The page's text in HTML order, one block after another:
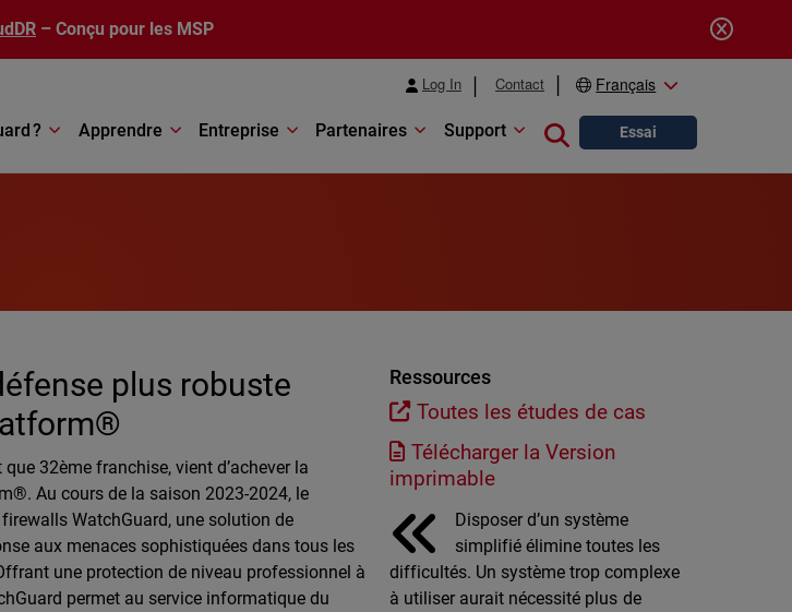
– Conçu pour les MSP
Log In Contact Français
? Apprendre Entreprise Partenaires Support Close search
Essai
plus robuste
32ème franchise, vient d’achever la
Au cours de la saison 2023-2024, le
WatchGuard, une solution de
aux menaces sophistiquées dans tous les
une protection de niveau professionnel à
permet au service informatique du
Ressources
Toutes les études de cas
Télécharger la Version
imprimable
Disposer d’un système
simplifié élimine toutes les
difficultés. Un système trop complexe
à utiliser aurait nécessité plus de